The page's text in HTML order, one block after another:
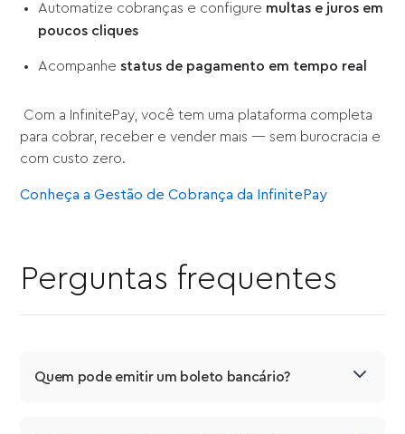
Automatize cobranças e configure multas e juros em
poucos cliques
Acompanhestatus de pagamento em tempo real
Com a InfinitePay, você tem uma plataforma completa
para cobrar, receber e vender mais — sem burocracia e
com custo zero.
Conheça a Gestão de Cobrança da InfinitePay
Perguntas frequentes
Quem pode emitir um boleto bancário?